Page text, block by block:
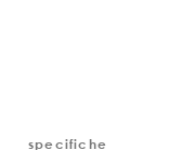
specifiche